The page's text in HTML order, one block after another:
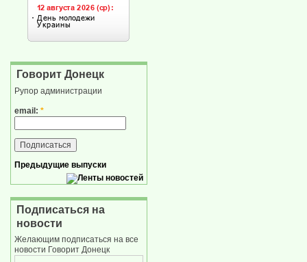
Говорит Донецк
Рупор администрации
email: *
Предыдущие выпуски
Подписаться на
новости
Желающим подписаться на все
новости Говорит Донецк